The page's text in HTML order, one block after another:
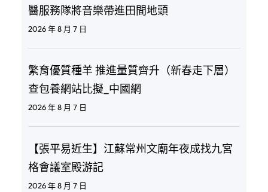
醫服務隊將音樂帶進田間地頭
2026 年 8 月 7 日
繁育優質種羊 推進量質齊升（新春走下層）
查包養網站比擬_中國網
2026 年 8 月 7 日
【張平易近生】江蘇常州文廟年夜成找九宮
格會議室殿游記
2026 年 8 月 7 日